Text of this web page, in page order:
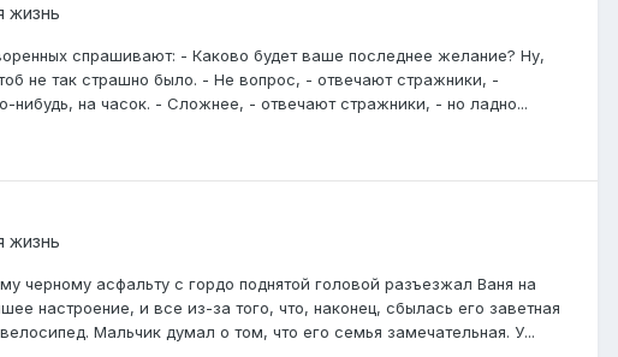
жизнь
спрашивают: - Каково будет ваше последнее желание? Ну,
не так страшно было. - Не вопрос, - отвечают стражники, -
на часок. - Сложнее, - отвечают стражники, - но ладно...
жизнь
черному асфальту с гордо поднятой головой разъезжал Ваня на
настроение, и все из-за того, что, наконец, сбылась его заветная
Мальчик думал о том, что его семья замечательная. У...